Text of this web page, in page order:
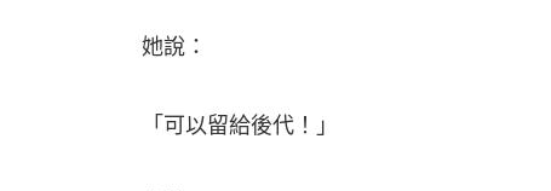
她說：
「可以留給後代！」